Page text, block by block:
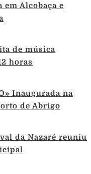
Alcobaça e
de música
horas
Inaugurada na
de Abrigo
da Nazaré reuniu